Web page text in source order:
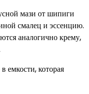
мази от шипиги
смалец и эссенцию.
аналогично крему,
емкости, которая